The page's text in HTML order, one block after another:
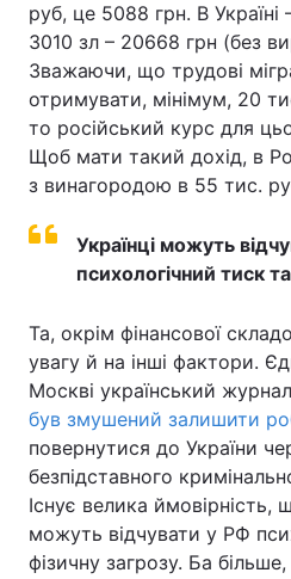
руб, це 5088 грн. В
3010 зл – 20668 грн (без
Зважаючи, що трудові
отримувати, мінімум, 20
то російський курс для
Щоб мати такий дохід, в
з винагородою в 55 тис.
Українці можуть
психологічний тиск
Та, окрім фінансової
увагу й на інші фактори.
Москві український
був змушений залишити
повернутися до України
безпідставного
Існує велика ймовірність,
можуть відчувати у РФ
фізичну загрозу. Ба